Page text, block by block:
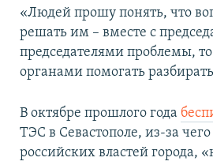
«Людей прошу понять, что
решать им – вместе с
председателями проблемы,
органами помогать
В октябре прошлого года
ТЭС в Севастополе, из-за
российских властей города,